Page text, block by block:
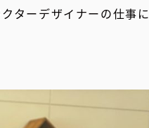
ターデザイナーの仕事に